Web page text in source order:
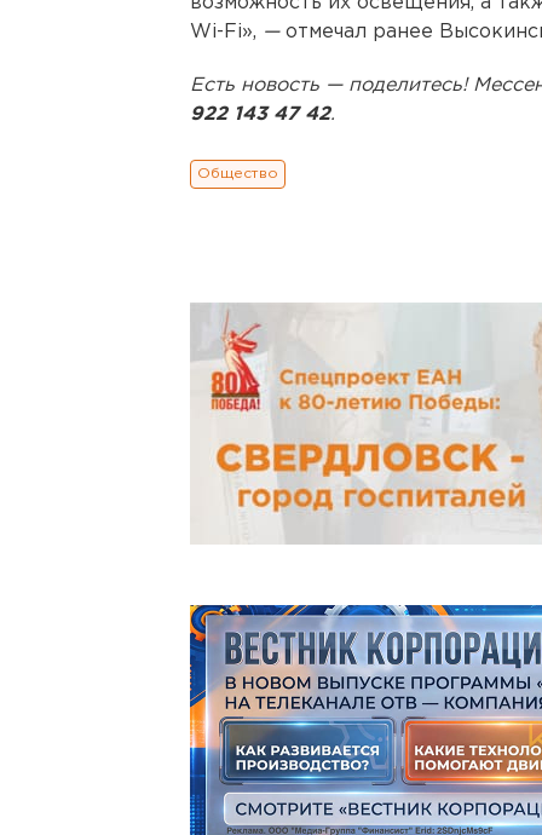
Wi-Fi», —отмечал ранее
Есть новость — поделитесь!
922 143 47 42.
Общество